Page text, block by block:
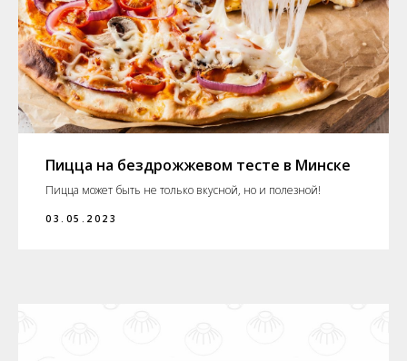
Пицца на бездрожжевом тесте в Минске
Пицца может быть не только вкусной, но и полезной!
03.05.2023